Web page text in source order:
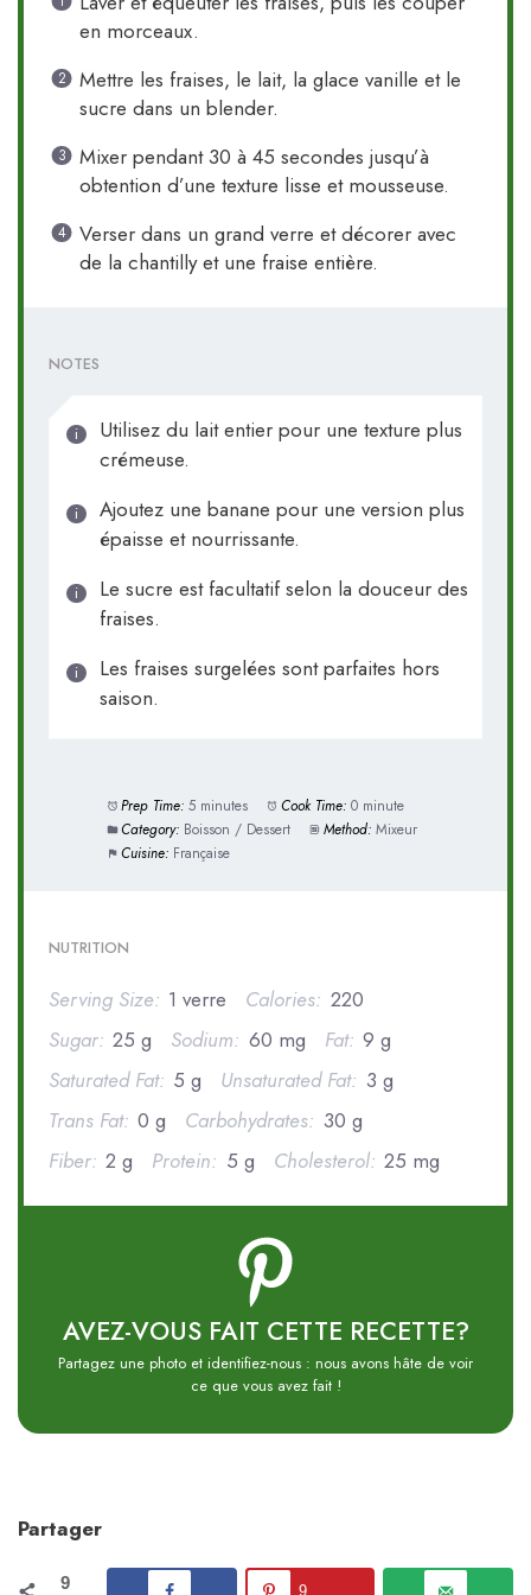
en morceaux.
Mettre les fraises, le lait, la glace vanille et le
sucre dans un blender.
Mixer pendant 30 à 45 secondes jusqu’à
obtention d’une texture lisse et mousseuse.
Verser dans un grand verre et décorer avec
de la chantilly et une fraise entière.
NOTES
Utilisez du lait entier pour une texture plus
crémeuse.
Ajoutez une banane pour une version plus
épaisse et nourrissante.
Le sucre est facultatif selon la douceur des
fraises.
Les fraises surgelées sont parfaites hors
saison.
Prep Time: 5 minutes Cook Time: 0 minute
Category: Boisson / Dessert Method: Mixeur
Cuisine: Française
NUTRITION
Serving Size: 1 verre Calories: 220
Sugar: 25 g Sodium: 60 mg Fat: 9 g
Saturated Fat: 5 g Unsaturated Fat: 3 g
Trans Fat: 0 g Carbohydrates: 30 g
Fiber: 2 g Protein: 5 g Cholesterol: 25 mg
AVEZ-VOUS FAIT CETTE RECETTE?
Partagez une photo et identifiez-nous : nous avons hâte de voir
ce que vous avez fait !
Partager
9 9